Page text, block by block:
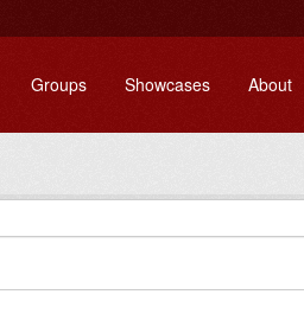
Groups Showcases About